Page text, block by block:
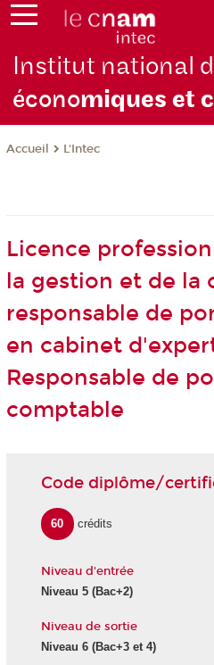
Institut national
économiques et
Accueil L'Intec
Licence
la gestion et de la
responsable de
en cabinet
Responsable de
comptable
Code diplôme/
60 crédits
Niveau d'entrée
Niveau 5 (Bac+2)
Niveau de sortie
Niveau 6 (Bac+3 et 4)